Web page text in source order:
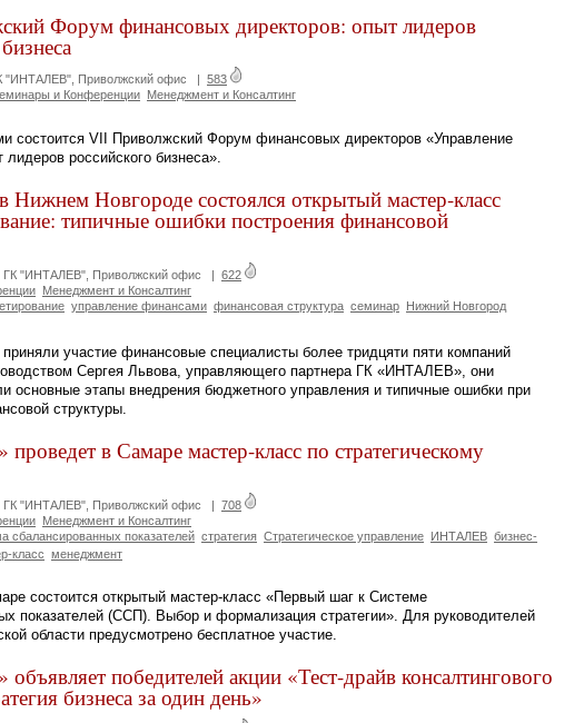
Форум финансовых директоров: опыт лидеров
"ИНТАЛЕВ", Приволжский офис
583
и Конференции Менеджмент и Консалтинг
состоится VII Приволжский Форум финансовых директоров «Управление
российского бизнеса».
Нижнем Новгороде состоялся открытый мастер-класс
типичные ошибки построения финансовой
ГК "ИНТАЛЕВ", Приволжский офис | 622
Менеджмент и Консалтинг
управление финансами финансовая структура семинар Нижний Новгород
участие финансовые специалисты более тридцяти пяти компаний
Сергея Львова, управляющего партнера ГК «ИНТАЛЕВ», они
основные этапы внедрения бюджетного управления и типичные ошибки при
структуры.
в Самаре мастер-класс по стратегическому
ГК "ИНТАЛЕВ", Приволжский офис | 708
Менеджмент и Консалтинг
сбалансированных показателей стратегия Стратегическое управление ИНТАЛЕВ бизнес-
класс менеджмент
состоится открытый мастер-класс «Первый шаг к Системе
показателей (ССП). Выбор и формализация стратегии». Для руководителей
области предусмотрено бесплатное участие.
победителей акции «Тест-драйв консалтингового
бизнеса за один день»